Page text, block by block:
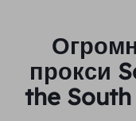
Бразилия
Россия
हिंदी
прокси
the